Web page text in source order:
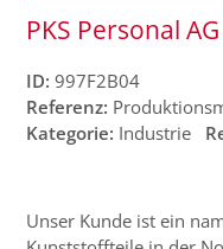
PKS Personal AG
ID: 997F2B04
Referenz:
Kategorie: Industrie
Unser Kunde ist ein